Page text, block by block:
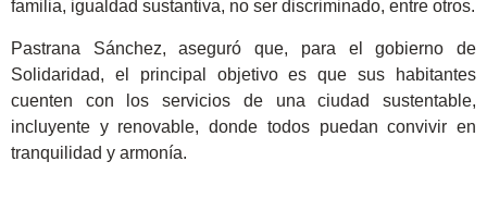
familia, igualdad sustantiva, no ser discriminado, entre otros.
Pastrana Sánchez, aseguró que, para el gobierno de
Solidaridad, el principal objetivo es que sus habitantes
cuenten con los servicios de una ciudad sustentable,
incluyente y renovable, donde todos puedan convivir en
tranquilidad y armonía.